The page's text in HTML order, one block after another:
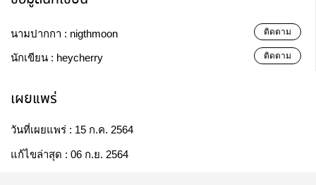
นามปากกา : nigthmoon ติดตาม
นักเขียน : heycherry ติดตาม
เผยแพร่
วันที่เผยแพร่ : 15 ก.ค. 2564
แก้ไขล่าสุด : 06 ก.ย. 2564